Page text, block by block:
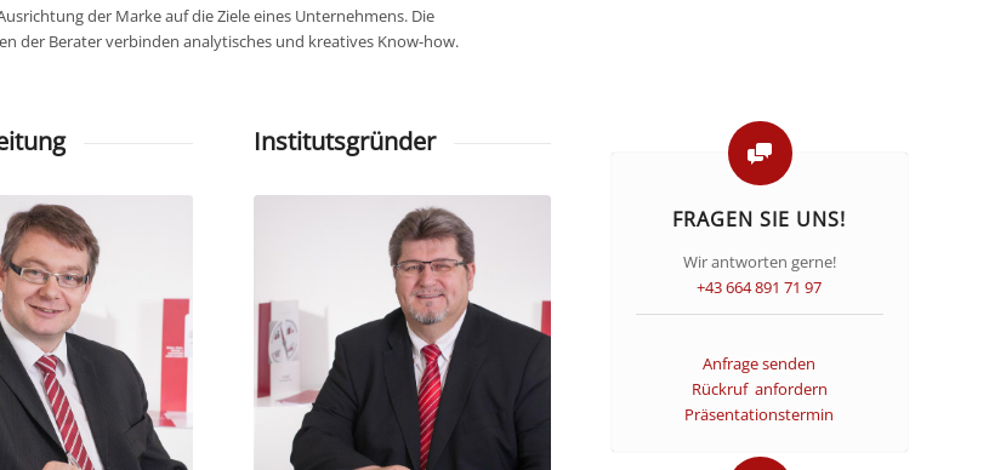
der Marke auf die Ziele eines Unternehmens. Die
der Berater verbinden analytisches und kreatives Know-how.
Institutsgründer
FRAGEN SIE UNS!
Wir antworten gerne!
+43 664 891 71 97
Anfrage senden
Rückruf anfordern
Präsentationstermin